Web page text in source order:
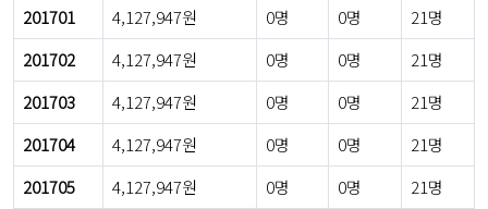
201701
4,127,947원 0명 0명
21명
201702
4,127,947원 0명 0명
21명
201703
4,127,947원 0명 0명
21명
201704
4,127,947원 0명 0명
21명
201705
4,127,947원 0명 0명
21명